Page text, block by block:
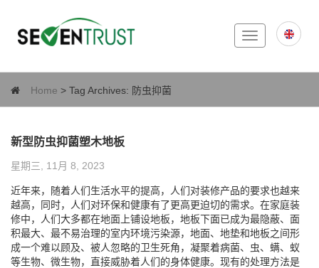
Toggle
navigation
Home > Tag Archives: 防虫抑菌
新型防虫抑菌塑木地板
星期三, 11月 8, 2023
近年来，随着人们生活水平的提高，人们对装修产品的要求也越来
越高，同时，人们对环保和健康有了更高更迫切的需求。在家庭装
修中，人们大多都在地面上铺设地板，地板下面已成为最隐蔽、面
积最大、最不易治理的室内环境污染源，地面、地垫和地板之间形
成一个难以顾及、被人忽略的卫生死角，凝聚着病菌、虫、螨、蚁
等生物、微生物，直接威胁着人们的身体健康。现有的处理方法是